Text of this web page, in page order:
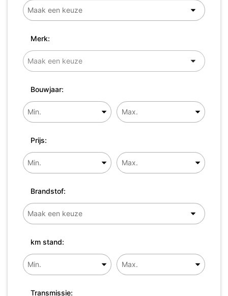
Merk:
Bouwjaar:
Prijs:
Brandstof:
km stand:
Transmissie: